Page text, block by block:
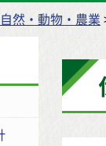
自然・動物・農業